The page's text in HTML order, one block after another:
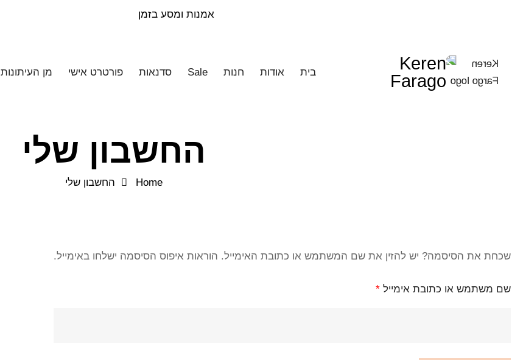
אמנות ומסע בזמן
Keren
Farago
בית אודות חנות Sale סדנאות פורטרט אישי מן העיתונות
החשבון שלי
Home החשבון שלי
שכחת את הסיסמה? יש להזין את שם המשתמש או כתובת האימייל. הוראות איפוס הסיסמה ישלחו באימייל.
שם משתמש או כתובת אימייל *